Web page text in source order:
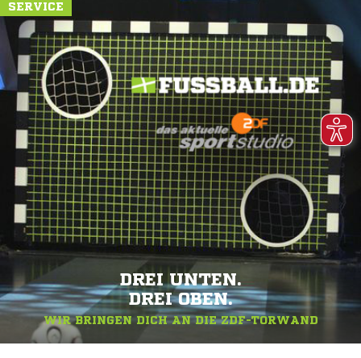
SERVICE
DREI UNTEN.
DREI OBEN.
WIR BRINGEN DICH AN DIE ZDF-TORWAND